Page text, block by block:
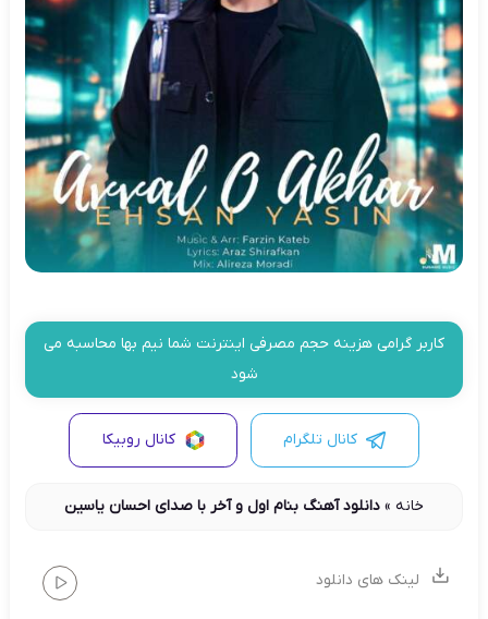
کاربر گرامی هزینه حجم مصرفی اینترنت شما نیم بها محاسبه می
شود
کانال تلگرام کانال روبیکا
خانه» دانلود آهنگ بنام اول و آخر با صدای احسان یاسین
لینک های دانلود